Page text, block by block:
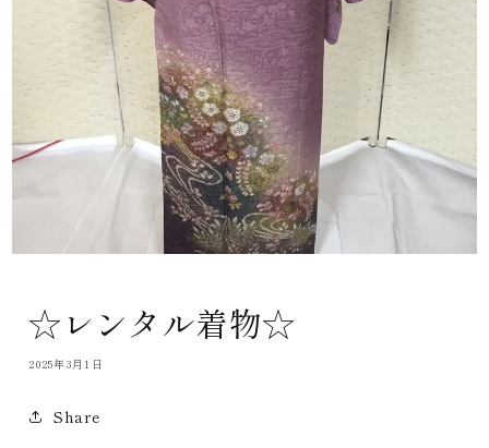
☆レンタル着物☆
2025年3月1日
Share